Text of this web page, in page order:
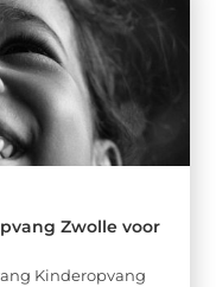
Zwolle voor
Kinderopvang